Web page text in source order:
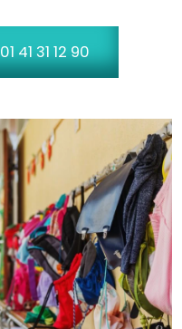
01 41 31 12 90